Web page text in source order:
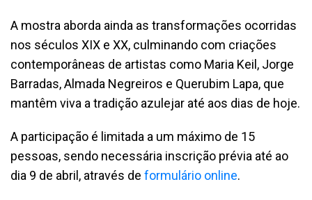
A mostra aborda ainda as transformações ocorridas
nos séculos XIX e XX, culminando com criações
contemporâneas de artistas como Maria Keil, Jorge
Barradas, Almada Negreiros e Querubim Lapa, que
mantêm viva a tradição azulejar até aos dias de hoje.
A participação é limitada a um máximo de 15
pessoas, sendo necessária inscrição prévia até ao
dia 9 de abril, através de formulário online.